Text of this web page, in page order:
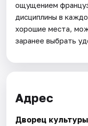
ощущением
дисциплины в
хорошие места,
заранее выбрать
Адрес
Дворец